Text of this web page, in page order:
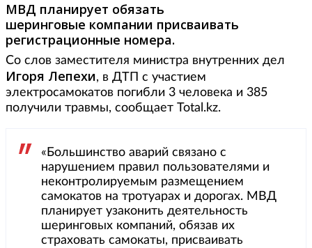
МВД планирует обязать
шеринговые компании присваивать
регистрационные номера.
Со слов заместителя министра внутренних дел
Игоря Лепехи, в ДТП с участием
электросамокатов погибли 3 человека и 385
получили травмы, сообщает Total.kz.
«Большинство аварий связано с
нарушением правил пользователями и
неконтролируемым размещением
самокатов на тротуарах и дорогах. МВД
планирует узаконить деятельность
шеринговых компаний, обязав их
страховать самокаты, присваивать